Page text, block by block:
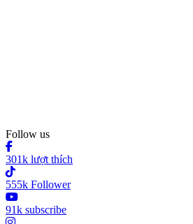
Follow us
301k lượt thích
555k Follower
91k subscribe